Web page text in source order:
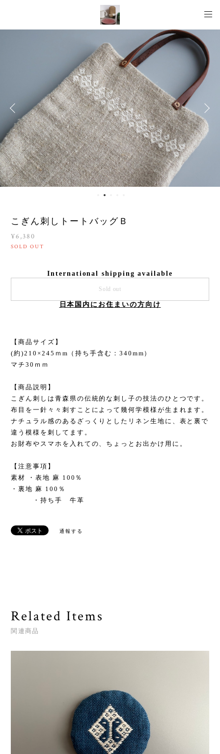
こぎん刺しトートバッグＢ
¥6,380
SOLD OUT
International shipping available
Sold out
日本国内にお住まいの方向け
【商品サイズ】
(約)210×245ｍm（持ち手含む：340mm）
マチ30ｍｍ
【商品説明】
こぎん刺しは青森県の伝統的な刺し子の技法のひとつです。
布目を一針々々刺すことによって幾何学模様が生まれます。
ナチュラル感のあるざっくりとしたリネン生地に、表と裏で
違う模様を刺してます。
お財布やスマホを入れての、ちょっとお出かけ用に。
【注意事項】
素材 ・表地 麻 100％
・裏地 麻 100％
・持ち手 牛革
通報する
Related Items
関連商品